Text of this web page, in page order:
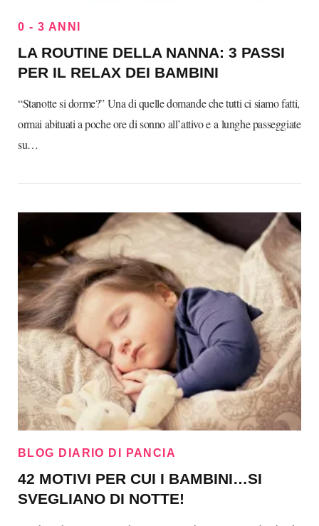
0 - 3 ANNI
LA ROUTINE DELLA NANNA: 3 PASSI
PER IL RELAX DEI BAMBINI
“Stanotte si dorme?” Una di quelle domande che tutti ci siamo fatti,
ormai abituati a poche ore di sonno all’attivo e a lunghe passeggiate
su…
BLOG DIARIO DI PANCIA
42 MOTIVI PER CUI I BAMBINI…SI
SVEGLIANO DI NOTTE!